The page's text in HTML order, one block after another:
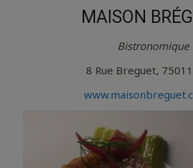
MAISON
Bistronomique
8 Rue Breguet,